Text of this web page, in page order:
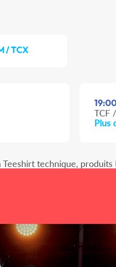
/ TCX
TCF
Plus
technique,